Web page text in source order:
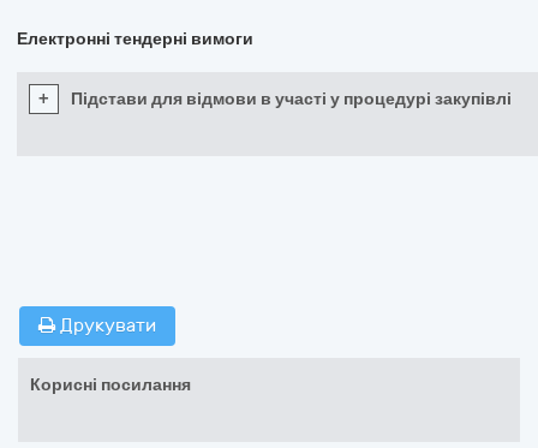
Електронні тендерні вимоги
+ Підстави для відмови в участі у процедурі закупівлі
Друкувати
Корисні посилання